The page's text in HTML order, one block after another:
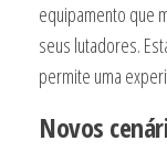
equipamento que
seus lutadores.
permite uma
Novos